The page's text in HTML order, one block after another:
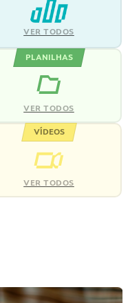
VER TODOS
PLANILHAS
VER TODOS
VÍDEOS
VER TODOS